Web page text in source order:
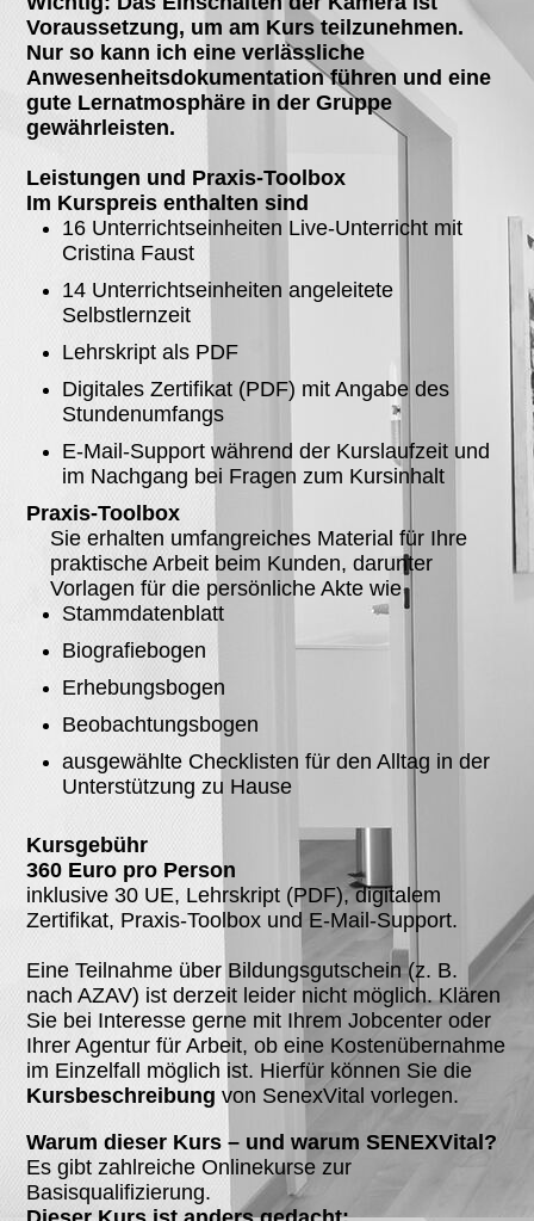
Voraussetzung, um am Kurs teilzunehmen.
Nur so kann ich eine verlässliche
Anwesenheitsdokumentation führen und eine
gute Lernatmosphäre in der Gruppe
gewährleisten.
Leistungen und Praxis-Toolbox
Im Kurspreis enthalten sind
16 Unterrichtseinheiten Live-Unterricht mit
Cristina Faust
14 Unterrichtseinheiten angeleitete
Selbstlernzeit
Lehrskript als PDF
Digitales Zertifikat (PDF) mit Angabe des
Stundenumfangs
E-Mail-Support während der Kurslaufzeit und
im Nachgang bei Fragen zum Kursinhalt
Praxis-Toolbox
Sie erhalten umfangreiches Material für Ihre
praktische Arbeit beim Kunden, darunter
Vorlagen für die persönliche Akte wie
Stammdatenblatt
Biografiebogen
Erhebungsbogen
Beobachtungsbogen
ausgewählte Checklisten für den Alltag in der
Unterstützung zu Hause
Kursgebühr
360 Euro pro Person
inklusive 30 UE, Lehrskript (PDF), digitalem
Zertifikat, Praxis-Toolbox und E-Mail-Support.
Eine Teilnahme über Bildungsgutschein (z. B.
nach AZAV) ist derzeit leider nicht möglich. Klären
Sie bei Interesse gerne mit Ihrem Jobcenter oder
Ihrer Agentur für Arbeit, ob eine Kostenübernahme
im Einzelfall möglich ist. Hierfür können Sie die
Kursbeschreibung von SenexVital vorlegen.
Warum dieser Kurs – und warum SENEXVital?
Es gibt zahlreiche Onlinekurse zur
Basisqualifizierung.